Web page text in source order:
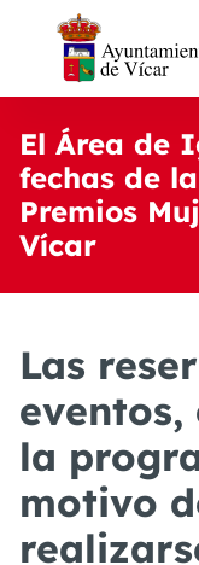
El Área de
fechas de
Premios
Vícar
Las
eventos,
la
motivo